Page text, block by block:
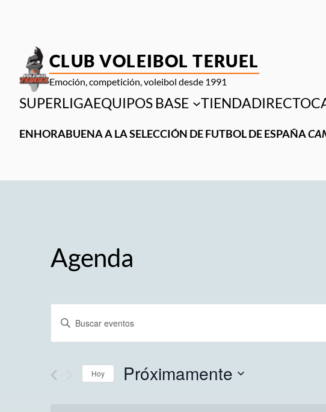
CLUB VOLEIBOL TERUEL
Emoción, competición, voleibol desde 1991
SUPERLIGAEQUIPOS BASE TIENDADIRECTO
ENHORABUENA A LA SELECCIÓN DE FUTBOL DE ESPAÑA
Agenda
Navegación
de
Introduce
clave.
Hoy Próximamente